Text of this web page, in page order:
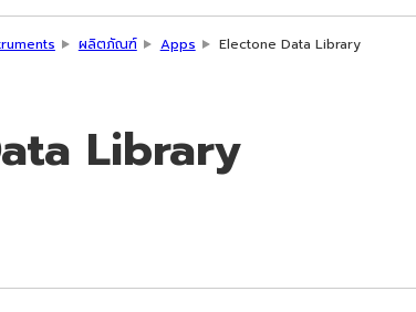
ผลิตภัณฑ์ Apps Electone Data Library
Library